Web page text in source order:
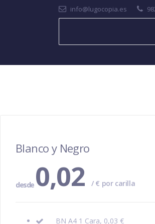
info@lugocopia.es
Blanco y Negro
desde 0,02/ € por carilla
BN A4 1 Cara, 0,03 €